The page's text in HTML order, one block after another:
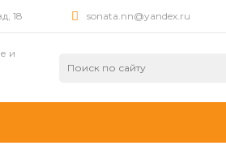
18 sonata.nn@yandex.ru
и